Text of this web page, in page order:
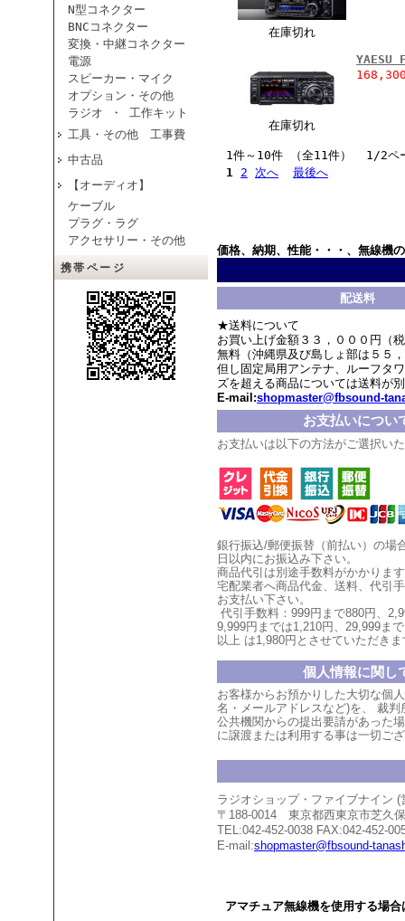
N型コネクター
BNCコネクター
変換・中継コネクター
電源
スピーカー・マイク
オプション・その他
ラジオ ・ 工作キット
工具・その他 工事費
中古品
【オーディオ】
ケーブル
プラグ・ラグ
アクセサリー・その他
携帯ページ
在庫切れ
在庫切れ
YAESU
1件～10件 （全11件） 1/2ペ
1 2 次へ 最後へ
価格、納期、性能・・・、無線機
配送料
★送料について
お買い上げ金額３３，０００円（
無料（沖縄県及び島しょ部は５５
但し固定局用アンテナ、ルーフタ
ズを超える商品については送料が
E-mail:shopmaster@fbsound-
お支払いについ
お支払いは以下の方法がご選択い
銀行振込/郵便振替（前払い）の場
日以内にお振込み下さい。
商品代引は別途手数料がかかりま
宅配業者へ商品代金、送料、代引
お支払い下さい。
代引手数料：999円まで880円、
9,999円までは1,210円、 29,999まで
以上 は1,980円とさせていただき
個人情報に関し
お客様からお預かりした大切な個
名・メールアドレスなど)を、 裁判
公共機関からの提出要請があった
に譲渡または利用する事は一切ご
ラジオショップ・ファイブナイン
〒188-0014 東京都西東京市芝久
TEL:042-452-0038 FAX:042-452-
E-mail:shopmaster@fbsound-
アマチュア無線機を使用する場